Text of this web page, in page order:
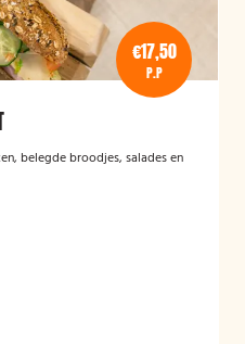
€17,50
P.P
belegde broodjes, salades en